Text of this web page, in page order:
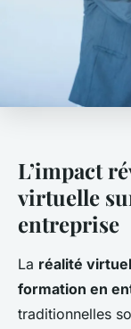
L’impact
virtuelle
entreprise
La réalité
formation en
traditionnelles